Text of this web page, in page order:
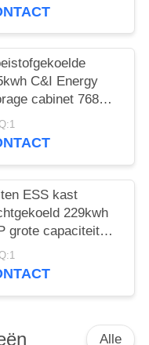
C&I Energy
cabinet 768V
systeem voor
energie
ESS kast
229kwh
grote capaciteit
park
en back-
Alle